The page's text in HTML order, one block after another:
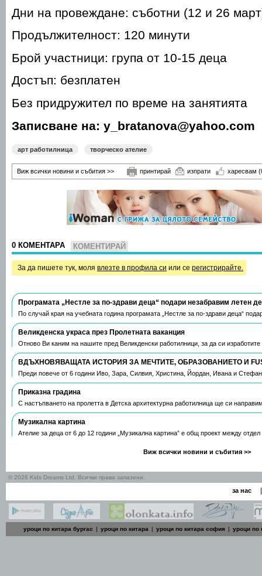
Дни на провеждане: съботни (12 и 26
Продължителност: 120 минути
Брой участници: група от 10-15 деца
Достъп: безплатен
Без придружител по време на занятията
Записване на:
арт работилница творческо ателие
Виж всички новини и събития >> принтирай изпрати харесвам
0 КОМЕНТАРА КОМЕНТИРАЙ
За да пишете тук, моля влезте в профила си или се регистрирайте.
Програмата „Нестле за по-здрави деца“ подари незабравим летен
По случай края на учебната година програмата „Нестле за по-здрави деца“
Великденска украса през Пролетната ваканция
Отново Ви каним на нашите пред Великденски работилници, за да си
ВДЪХНОВЯВАЩАТА ИСТОРИЯ ЗА МЕЧТИТЕ, ОБРАЗОВАНИЕТО И
Преди повече от 6 години Иво, Зара, Силвия, Христина, Йордан, Ивана и
Приказна градина
С настъпването на пролетта в Детска архитектурна работилница ще си
Музикална картина
Ателие за деца от 6 до 12 години „Музикална картина” е общ проект между отдел
Виж всички новини и събития >>
© 2026 Kids Dreams Ltd. Всички права запазени.
за нас
уроци по китара бургас | уроци по китара | уроци по китара софия | уроци по